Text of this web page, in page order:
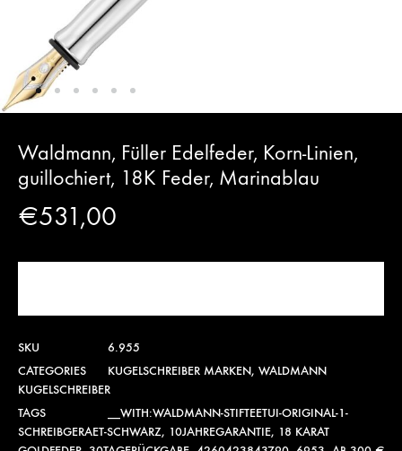
Waldmann, Füller Edelfeder, Korn-Linien,
guillochiert, 18K Feder, Marinablau
€531,00
SKU
6.955
CATEGORIES
KUGELSCHREIBER MARKEN, WALDMANN
KUGELSCHREIBER
TAGS
__WITH:WALDMANN-STIFTEETUI-ORIGINAL-1-
SCHREIBGERAET-SCHWARZ, 10JAHREGARANTIE, 18 KARAT